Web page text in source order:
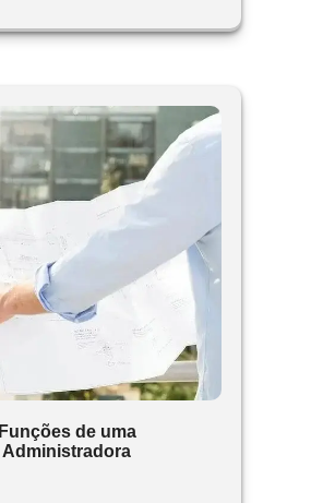
Funções de uma
Administradora